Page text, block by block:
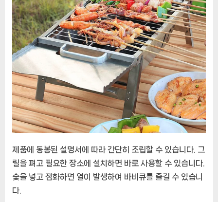
제품에 동봉된 설명서에 따라 간단히 조립할 수 있습니다. 그
릴을 펴고 필요한 장소에 설치하면 바로 사용할 수 있습니다.
숯을 넣고 점화하면 열이 발생하여 바비큐를 즐길 수 있습니
다.